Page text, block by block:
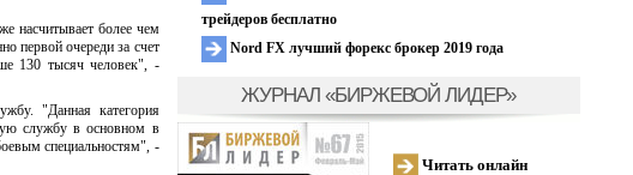
насчитывает более чем
первой очереди за счет
130 тысяч человек", -
"Данная категория
службу в основном в
специальностям", -
трейдеров бесплатно
Nord FX лучший форекс брокер 2019 года
ЖУРНАЛ «БИРЖЕВОЙ ЛИДЕР»
Читать онлайн